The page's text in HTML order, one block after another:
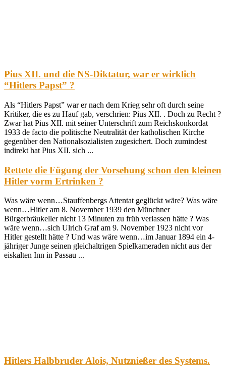
Pius XII. und die NS-Diktatur, war er wirklich
“Hitlers Papst” ?
Als “Hitlers Papst” war er nach dem Krieg sehr oft durch seine
Kritiker, die es zu Hauf gab, verschrien: Pius XII. . Doch zu Recht ?
Zwar hat Pius XII. mit seiner Unterschrift zum Reichskonkordat
1933 de facto die politische Neutralität der katholischen Kirche
gegenüber den Nationalsozialisten zugesichert. Doch zumindest
indirekt hat Pius XII. sich ...
Rettete die Fügung der Vorsehung schon den kleinen
Hitler vorm Ertrinken ?
Was wäre wenn…Stauffenbergs Attentat geglückt wäre? Was wäre
wenn…Hitler am 8. November 1939 den Münchner
Bürgerbräukeller nicht 13 Minuten zu früh verlassen hätte ? Was
wäre wenn…sich Ulrich Graf am 9. November 1923 nicht vor
Hitler gestellt hätte ? Und was wäre wenn…im Januar 1894 ein 4-
jähriger Junge seinen gleichaltrigen Spielkameraden nicht aus der
eiskalten Inn in Passau ...
Hitlers Halbbruder Alois, Nutznießer des Systems.